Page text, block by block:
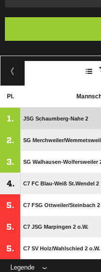
Pl.
1. JSG Schaumberg-Nahe 2
2. SG Merchweiler/​
3. SG Walhausen-Wolfersweiler
4. C7 FC Blau-Weiß St.Wendel 2
5. C7 FSG Ottweiler/​Steinbach
5. C7 JSG Marpingen 2 o.W.
5. C7 SV Holz/​Wahlschied 2 o.W.
Legende